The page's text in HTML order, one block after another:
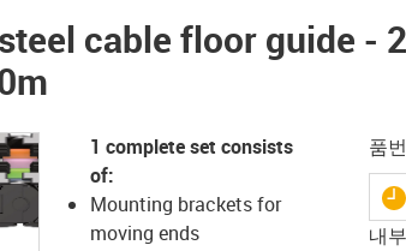
cable floor guide -
1 complete set consists
of:
Mounting brackets for
moving ends
품번
내